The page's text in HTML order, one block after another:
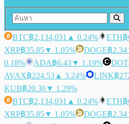
BTC฿2,134,031 ▲ 0.24% ETH฿
XRP฿35.85▼ 1.05% DOGE฿2.34
0.18%
ADA฿6.43▼ 1.19% DOT
AVAX฿224.53 ▲ 3.24% LINK฿
KUB฿20.30▼ 1.29%
BTC฿2,134,031 ▲ 0.24% ETH฿
XRP฿35.85▼ 1.05% DOGE฿2.34